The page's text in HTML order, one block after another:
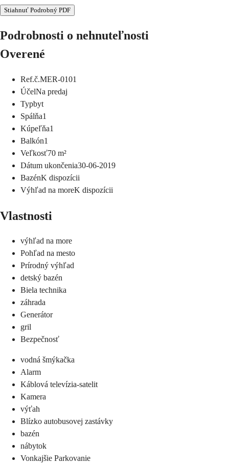
Stiahnuť Podrobný PDF
Podrobnosti o nehnuteľnosti
Overené
Ref.č.MER-0101
ÚčelNa predaj
Typbyt
Spálňa1
Kúpeľňa1
Balkón1
Veľkosť70 m²
Dátum ukončenia30-06-2019
BazénK dispozícii
Výhľad na moreK dispozícii
Vlastnosti
výhľad na more
Pohľad na mesto
Prírodný výhľad
detský bazén
Biela technika
záhrada
Generátor
gril
Bezpečnosť
vodná šmýkačka
Alarm
Káblová televízia-satelit
Kamera
výťah
Blízko autobusovej zastávky
bazén
nábytok
Vonkajšie Parkovanie